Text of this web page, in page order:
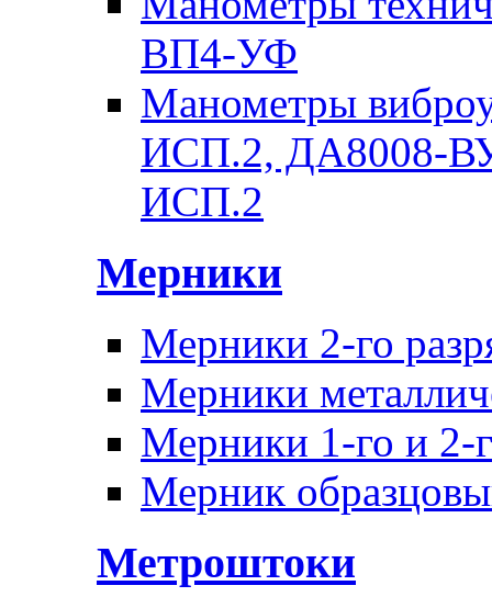
ВП4-УФ
Манометры
ИСП.2, ДА8008-
ИСП.2
Мерники
Мерники 2-го
Мерники
Мерники 1-го и 2-
Мерник
Метроштоки